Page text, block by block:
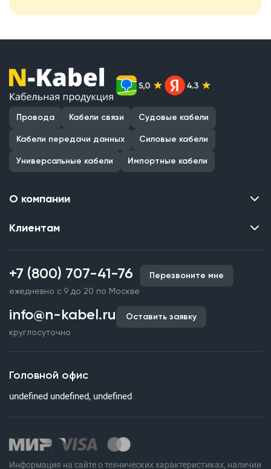
Провода Кабели связи Судовые кабели
Кабели передачи данных Силовые кабели
Универсальные кабели Импортные кабели
О компании
Контакты
Наши объекты
Партнерство
Документы и реквизиты
Клиентам
Производство кабельной продукции
Срочное изготовление
Оплата и доставка
Гарантия качества
Статьи
Вопросы и ответы
+7 (800) 707-41-76
ежедневно с 9 до 20 по Москве
Перезвоните мне
info@n-kabel.ru
круглосуточно
Оставить заявку
Головной офис
undefined undefined, undefined
Информация на сайте о технических характеристиках, наличии